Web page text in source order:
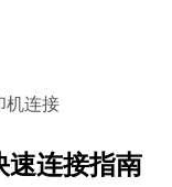
机连接
速连接指南